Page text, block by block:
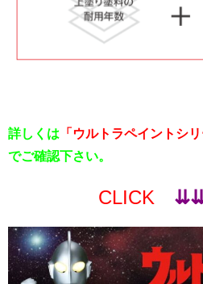
詳しくは 「ウルトラペイントシ
でご確認下さい。
CLICK